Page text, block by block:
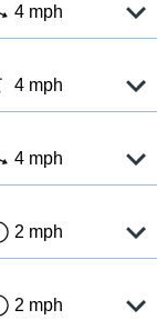
4 mph
4 mph
4 mph
2 mph
2 mph